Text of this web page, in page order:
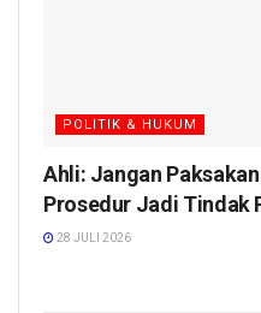
POLITIK & HUKUM
Ahli: Jangan
Prosedur Jadi Tindak
28 JULI 2026